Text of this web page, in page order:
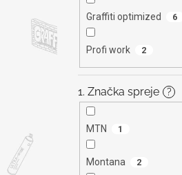
Graffiti optimized 6
Profi work 2
1. Značka spreje ?
MTN 1
Montana 2